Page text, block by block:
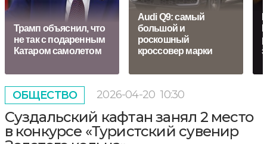
Трамп объяснил, что
не так с подаренным
Катаром самолетом
Audi Q9: самый
большой и
роскошный
кроссовер марки
ОБЩЕСТВО 2026-04-20 10:30
Суздальский кафтан занял 2 место
в конкурсе «Туристский сувенир